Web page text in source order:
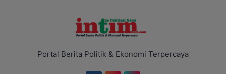
Portal Berita Politik & Ekonomi Terpercaya